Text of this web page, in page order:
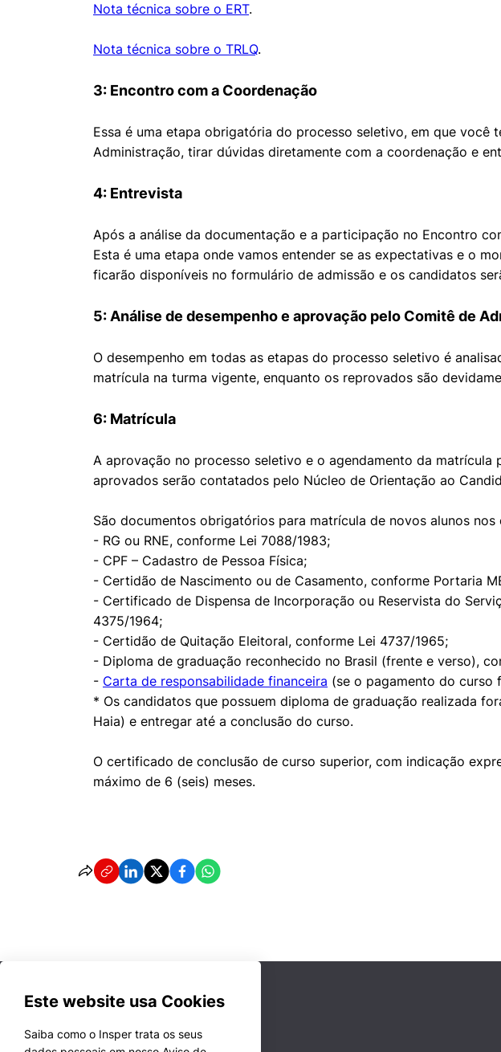
Nota técnica sobre o ERT.
Nota técnica sobre o TRLQ.
3: Encontro com a Coordenação
Essa é uma etapa obrigatória do processo seletivo, em que
Administração, tirar dúvidas diretamente com a coordenação e
4: Entrevista
Após a análise da documentação e a participação no Encontro
Esta é uma etapa onde vamos entender se as expectativas e o
ficarão disponíveis no formulário de admissão e os candidatos
5: Análise de desempenho e aprovação pelo Comitê de
O desempenho em todas as etapas do processo seletivo é
matrícula na turma vigente, enquanto os reprovados são
6: Matrícula
A aprovação no processo seletivo e o agendamento da
aprovados serão contatados pelo Núcleo de Orientação ao
São documentos obrigatórios para matrícula de novos alunos
- RG ou RNE, conforme Lei 7088/1983;
- CPF – Cadastro de Pessoa Física;
- Certidão de Nascimento ou de Casamento, conforme Portaria
- Certificado de Dispensa de Incorporação ou Reservista do
4375/1964;
- Certidão de Quitação Eleitoral, conforme Lei 4737/1965;
- Diploma de graduação reconhecido no Brasil (frente e verso),
- Carta de responsabilidade financeira (se o pagamento do curso
* Os candidatos que possuem diploma de graduação realizada
Haia) e entregar até a conclusão do curso.
O certificado de conclusão de curso superior, com indicação
máximo de 6 (seis) meses.
Este website usa Cookies
Saiba como o Insper trata os seus
Cookies estritamente necessários